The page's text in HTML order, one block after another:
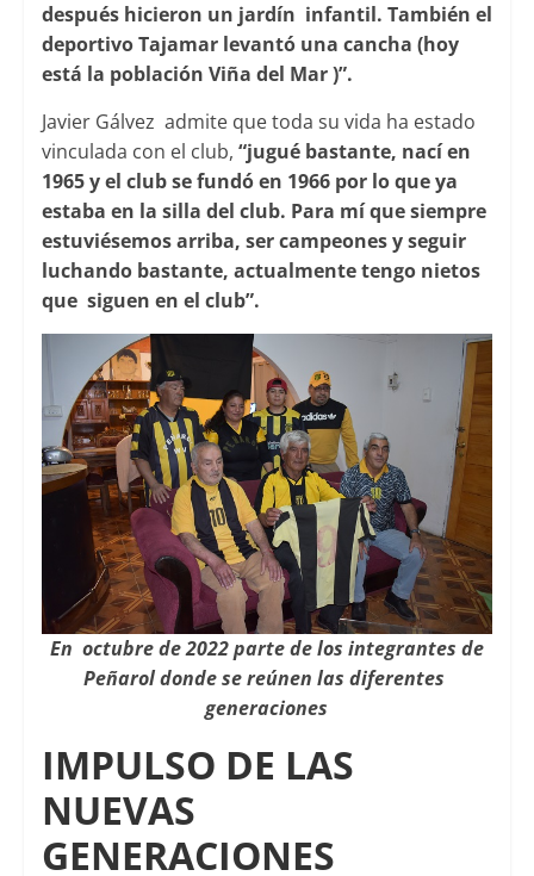
después hicieron un jardín infantil. También el
deportivo Tajamar levantó una cancha (hoy
está la población Viña del Mar )”.
Javier Gálvez admite que toda su vida ha estado
vinculada con el club, “jugué bastante, nací en
1965 y el club se fundó en 1966 por lo que ya
estaba en la silla del club. Para mí que siempre
estuviésemos arriba, ser campeones y seguir
luchando bastante, actualmente tengo nietos
que siguen en el club”.
En octubre de 2022 parte de los integrantes de
Peñarol donde se reúnen las diferentes
generaciones
IMPULSO DE LAS
NUEVAS
GENERACIONES